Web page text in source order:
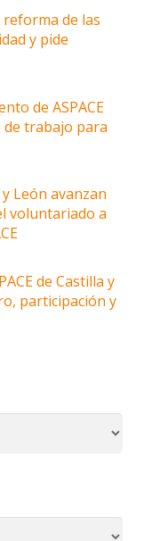
reforma de las
y pide
de ASPACE
de trabajo para
y León avanzan
voluntariado a
de Castilla y
participación y